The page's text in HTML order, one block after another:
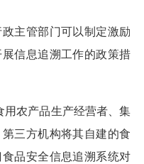
主管部门可以制定激励
信息追溯工作的政策措
用农产品生产经营者、集
三方机构将其自建的食
品安全信息追溯系统对